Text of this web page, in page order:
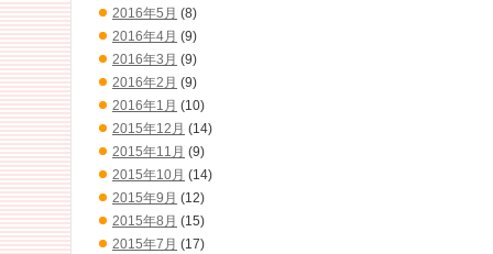
2016年5月 (8)
2016年4月 (9)
2016年3月 (9)
2016年2月 (9)
2016年1月 (10)
2015年12月 (14)
2015年11月 (9)
2015年10月 (14)
2015年9月 (12)
2015年8月 (15)
2015年7月 (17)